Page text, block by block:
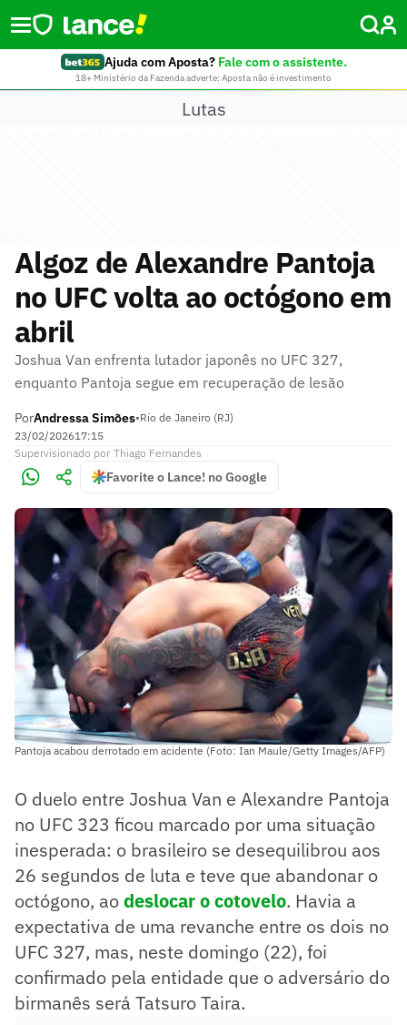
Ajuda com Aposta? Fale com o assistente.
18+ Ministério da Fazenda adverte: Aposta não é investimento
Lutas
Algoz de Alexandre Pantoja
no UFC volta ao octógono em
abril
Joshua Van enfrenta lutador japonês no UFC 327,
enquanto Pantoja segue em recuperação de lesão
PorAndressa Simões•Rio de Janeiro (RJ)
23/02/202617:15
Supervisionado por Thiago Fernandes
Favorite o Lance! no Google
Pantoja acabou derrotado em acidente (Foto: Ian Maule/Getty Images/AFP)
O duelo entre Joshua Van e Alexandre Pantoja
no UFC 323 ficou marcado por uma situação
inesperada: o brasileiro se desequilibrou aos
26 segundos de luta e teve que abandonar o
octógono, aodeslocar o cotovelo. Havia a
expectativa de uma revanche entre os dois no
UFC 327, mas, neste domingo (22), foi
confirmado pela entidade que o adversário do
birmanês será Tatsuro Taira.